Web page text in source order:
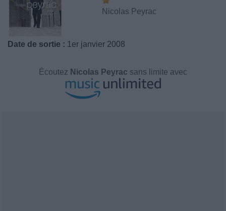
Nicolas Peyrac
Date de sortie : 1er janvier 2008
Écoutez Nicolas Peyrac sans limite avec